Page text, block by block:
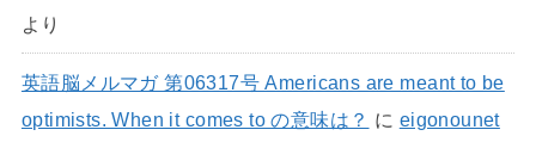
より
英語脳メルマガ 第06317号 Americans are meant to be
optimists. When it comes to の意味は？ に eigonounet